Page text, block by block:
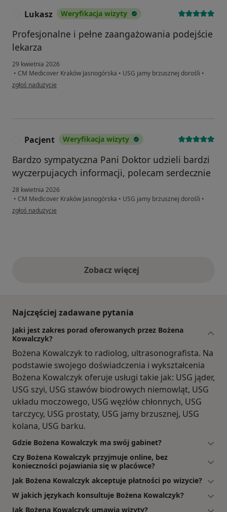
Lukasz Weryfikacja wizyty
Profesjonalne i pełne zaangażowania podejście
lekarza
29 kwietnia 2026
• CM Medicover Kraków Jasnogórska • USG jamy brzusznej dorośli •
w opinii użytkownika Lukasz
zgłoś nadużycie
Pacjent Weryfikacja wizyty
Bardzo sympatyczna Pani Doktor udzieli bardzi
wyczerpujacych informacji, polecam serdecznie
28 kwietnia 2026
• CM Medicover Kraków Jasnogórska • USG jamy brzusznej dorośli •
w opinii użytkownika Pacjent
zgłoś nadużycie
Zobacz więcejopinie powyżej
Najczęściej zadawane pytania
Jaki jest zakres porad oferowanych przez Bożena
Kowalczyk?
Bożena Kowalczyk to radiolog, ultrasonografista. Na
podstawie swojego doświadczenia i wykształcenia
Bożena Kowalczyk oferuje usługi takie jak: USG jąder,
USG szyi, USG stawów biodrowych niemowląt, USG
układu moczowego, USG węzłów chłonnych, USG
tarczycy, USG prostaty, USG jamy brzusznej, USG
kolana, USG barku.
Gdzie Bożena Kowalczyk ma swój gabinet?
Czy Bożena Kowalczyk przyjmuje online, bez
konieczności pojawiania się w placówce?
Jak Bożena Kowalczyk akceptuje płatności po wizycie?
W jakich językach konsultuje Bożena Kowalczyk?
Jak Bożena Kowalczyk umawia wizyty?